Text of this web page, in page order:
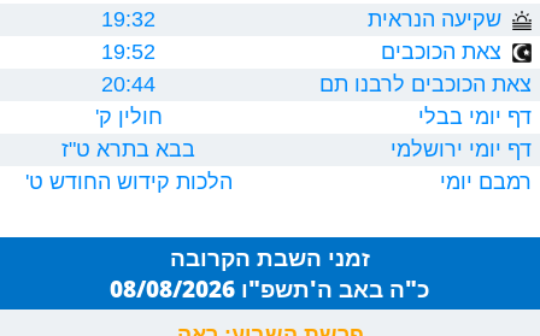
שקיעה הנראית
19:32
צאת הכוכבים
19:52
צאת הכוכבים לרבנו תם
20:44
דף יומי בבלי
חולין ק'
דף יומי ירושלמי
בבא בתרא ט"ז
רמבם יומי
הלכות קידוש החודש ט'
זמני השבת הקרובה
כ"ה באב ה'תשפ"ו 08/08/2026